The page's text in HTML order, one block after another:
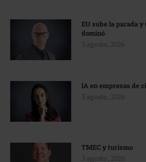
EU sube la parada
dominó
3 agosto, 2026
IA en empresas de
3 agosto, 2026
TMEC y turismo
3 agosto, 2026